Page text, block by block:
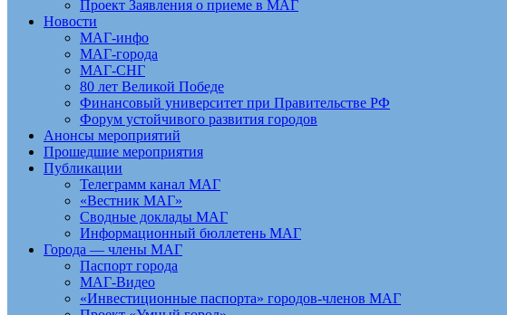
Проект Заявления о приеме в МАГ
Новости
МАГ-инфо
МАГ-города
МАГ-СНГ
80 лет Великой Победе
Финансовый университет при Правительстве РФ
Форум устойчивого развития городов
Анонсы мероприятий
Прошедшие мероприятия
Публикации
Телеграмм канал МАГ
«Вестник МАГ»
Сводные доклады МАГ
Информационный бюллетень МАГ
Города — члены МАГ
Паспорт города
МАГ-Видео
«Инвестиционные паспорта» городов-членов МАГ